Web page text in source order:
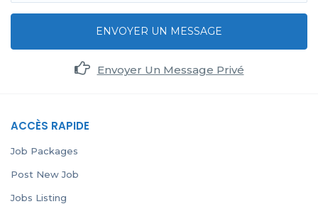
ENVOYER UN MESSAGE
Envoyer Un Message Privé
ACCÈS RAPIDE
Job Packages
Post New Job
Jobs Listing